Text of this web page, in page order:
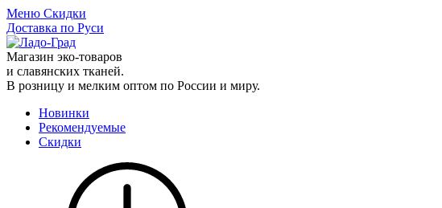
Меню Скидки
Доставка по Руси
Магазин эко-товаров
и славянских тканей.
В розницу и мелким оптом по России и миру.
Новинки
Рекомендуемые
Скидки